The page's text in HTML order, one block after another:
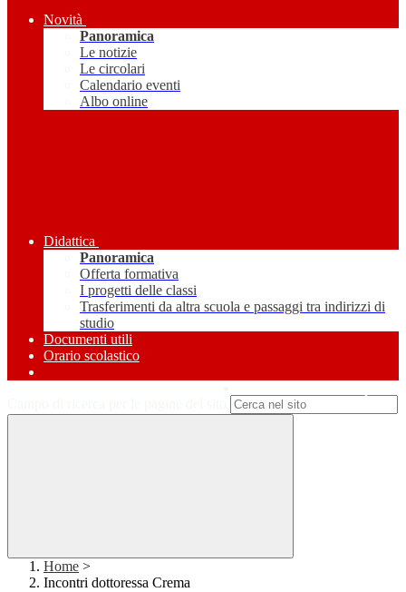
Novità
Panoramica
Le notizie
Le circolari
Calendario eventi
Albo online
Didattica
Panoramica
Offerta formativa
I progetti delle classi
Trasferimenti da altra scuola e passaggi tra indirizzi di
studio
Documenti utili
Orario scolastico
Home >
Incontri dottoressa Crema